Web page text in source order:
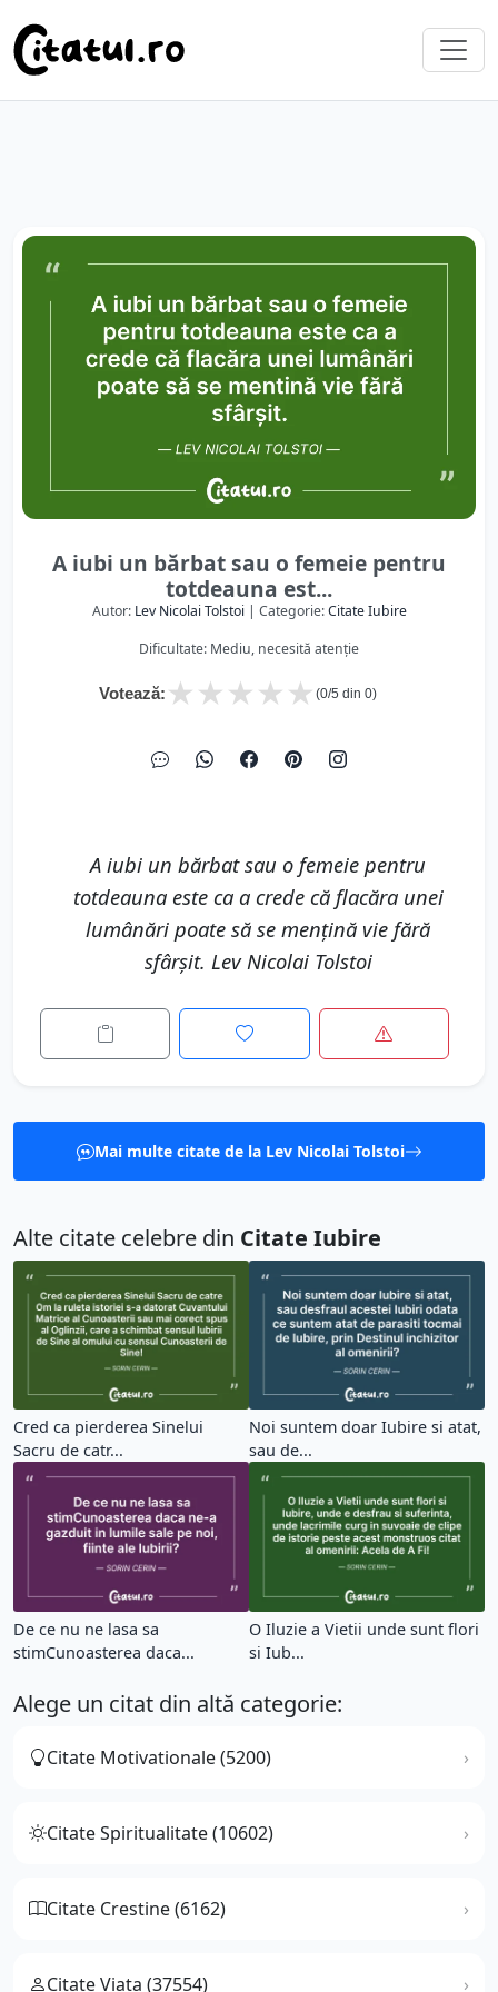
A iubi un bărbat sau o femeie pentru
totdeauna est...
Autor: Lev Nicolai Tolstoi| Categorie:Citate Iubire
Dificultate: Mediu, necesită atenție
Votează: ★
★
★
★
★ (0/5 din 0)
A iubi un bărbat sau o femeie pentru
totdeauna este ca a crede că flacăra unei
lumânări poate să se mențină vie fără
sfârșit. Lev Nicolai Tolstoi
Mai multe citate de la Lev Nicolai Tolstoi
Alte citate celebre din Citate Iubire
Cred ca pierderea Sinelui
Sacru de catr...
Noi suntem doar Iubire si atat,
sau de...
De ce nu ne lasa sa
stimCunoasterea daca...
O Iluzie a Vietii unde sunt flori
si Iub...
Alege un citat din altă categorie:
Citate Motivationale (5200)
Citate Spiritualitate (10602)
Citate Crestine (6162)
Citate Viata (37554)